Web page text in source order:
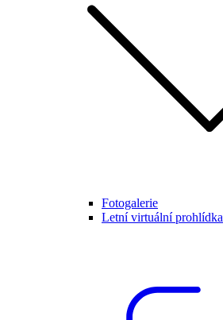
Fotogalerie
Letní virtuální prohlídka